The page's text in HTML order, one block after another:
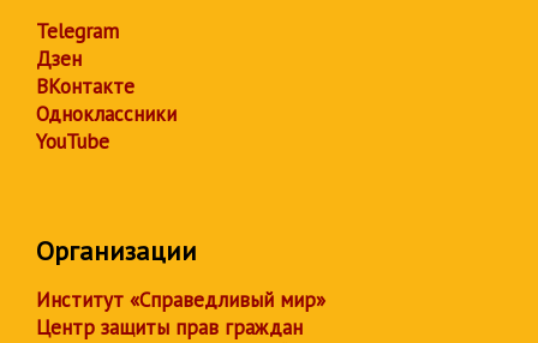
Telegram
Дзен
ВКонтакте
Одноклассники
YouTube
Организации
Институт «Справедливый мир»
Центр защиты прав граждан